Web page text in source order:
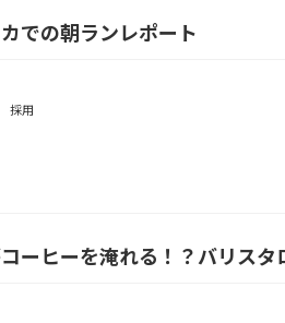
での朝ランレポート
採用
コーヒーを淹れる！？バリス